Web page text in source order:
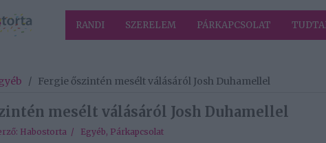
RANDI SZERELEM PÁRKAPCSOLAT
/ Fergie őszintén mesélt válásáról Josh Duhamellel
mesélt válásáról Josh Duhamellel
Habostorta / Egyéb, Párkapcsolat